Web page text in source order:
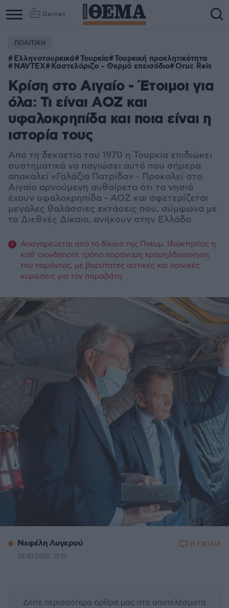
Games
ΠΟΛΙΤΙΚΗ
Ελληνοτουρκικά Τουρκία Τουρκική προκλητικότητα
NAVTEX Καστελόριζο - Θερμό επεισόδιο Oruc Reis
Κρίση στο Αιγαίο - Έτοιμοι για
όλα: Τι είναι ΑΟΖ και
υφαλοκρηπίδα και ποια είναι η
ιστορία τους
Από τη δεκαετία του 1970 η Τουρκία επιδιώκει
συστηματικά να παγιώσει αυτό που σήμερα
αποκαλεί «Γαλάζια Πατρίδα» - Προκαλεί στο
Αιγαίο αρνούμενη αυθαίρετα ότι τα νησιά
έχουν υφαλοκρηπίδα - ΑΟΖ και σφετερίζεται
μεγάλες θαλάσσιες εκτάσεις που, σύμφωνα με
το Διεθνές Δίκαιο, ανήκουν στην Ελλάδα
Απαγορεύεται από το δίκαιο της Πνευμ. Ιδιοκτησίας η
καθ΄οιονδήποτε τρόπο παράνομη χρήση/ιδιοποίηση
του παρόντος, με βαρύτατες αστικές και ποινικές
κυρώσεις για τον παραβάτη
Νεφέλη Λυγερού
28.07.2020, 11:15
11 ΣΧΟΛΙΑ
Δείτε περισσότερα άρθρα μας στα αποτελέσματα